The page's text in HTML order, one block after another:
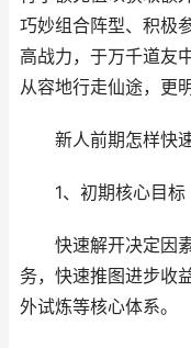
巧妙组合阵型、积极
高战力，于万千道友
从容地行走仙途，更
新人前期怎样快
1、初期核心目标
快速解开决定因
务，快速推图进步收
外试炼等核心体系。